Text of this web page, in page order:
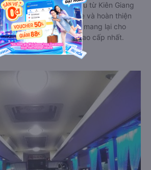
đi Thới Bình - Cà Mau từ Kiên Giang
nâng cao chất lượng xe và hoàn thiện
khách hàng, đảm bảo mang lại cho
trải nghiệm dịch vụ cao cấp nhất.
Vân